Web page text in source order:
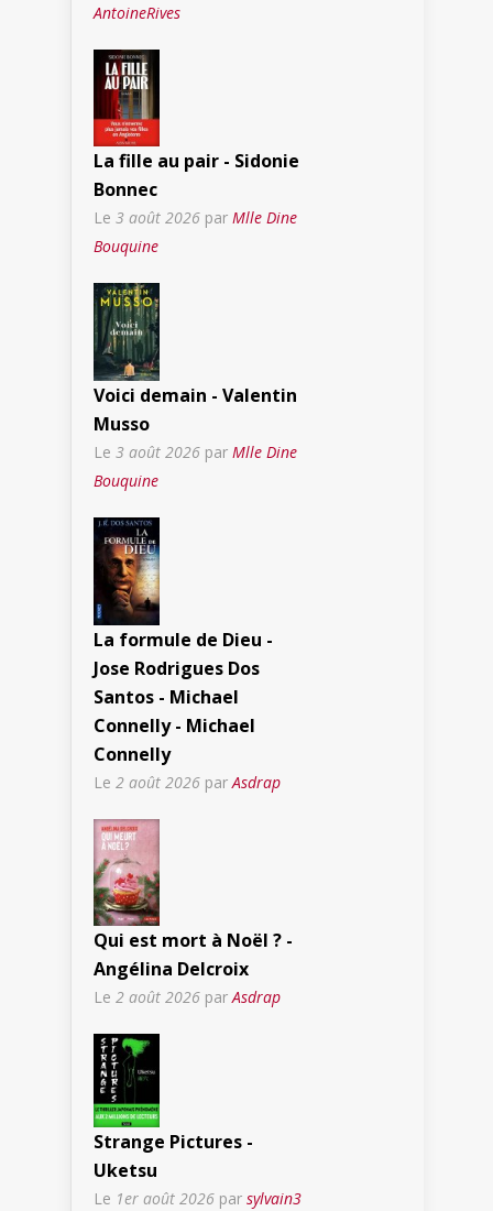
AntoineRives
La fille au pair - Sidonie
Bonnec
Le 3 août 2026 par Mlle Dine
Bouquine
Voici demain - Valentin
Musso
Le 3 août 2026 par Mlle Dine
Bouquine
La formule de Dieu -
Jose Rodrigues Dos
Santos - Michael
Connelly - Michael
Connelly
Le 2 août 2026 parAsdrap
Qui est mort à Noël ? -
Angélina Delcroix
Le 2 août 2026 par Asdrap
Strange Pictures -
Uketsu
Le 1er août 2026 par sylvain3